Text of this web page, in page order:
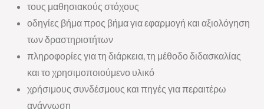
τους μαθησιακούς στόχους
οδηγίες βήμα προς βήμα για εφαρμογή και αξιολόγηση
των δραστηριοτήτων
πληροφορίες για τη διάρκεια, τη μέθοδο διδασκαλίας
και το χρησιμοποιούμενο υλικό
χρήσιμους συνδέσμους και πηγές για περαιτέρω
ανάγνωση